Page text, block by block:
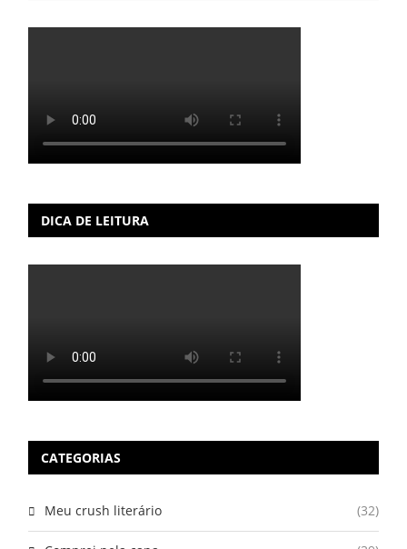
DICA DE LEITURA
CATEGORIAS
Meu crush literário (32)